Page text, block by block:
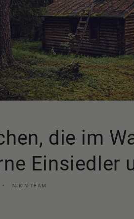
die im
Einsiedler
NIKIN TEAM